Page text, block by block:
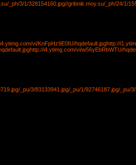
_ph/3/1/328154160.jpg//gribnik.moy.su/_ph/24/1/
vi/KnFpHz9E0IU/hqdefault.jpghttp://
http://i4.ytimg.com/vi/w56yEbRbWTU/
/_pu/3/83133941.jpg/_pu/1/92746187.jpg/_pu/